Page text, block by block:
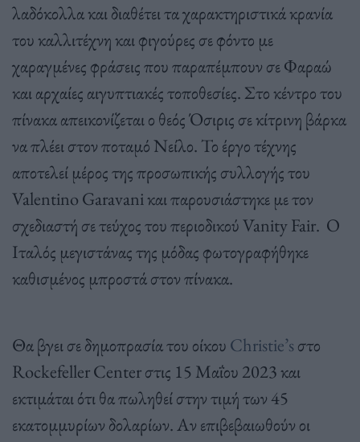
λαδόκολλα και διαθέτει τα χαρακτηριστικά κρανία
του καλλιτέχνη και φιγούρες σε φόντο με
χαραγμένες φράσεις που παραπέμπουν σε Φαραώ
και αρχαίες αιγυπτιακές τοποθεσίες. Στο κέντρο του
πίνακα απεικονίζεται ο θεός Όσιρις σε κίτρινη βάρκα
να πλέει στον ποταμό Νείλο. Το έργο τέχνης
αποτελεί μέρος της προσωπικής συλλογής του
Valentino Garavani και παρουσιάστηκε με τον
σχεδιαστή σε τεύχος του περιοδικού Vanity Fair. Ο
Ιταλός μεγιστάνας της μόδας φωτογραφήθηκε
καθισμένος μπροστά στον πίνακα.
Θα βγει σε δημοπρασία του οίκου Christie’sστο
Rockefeller Center στις 15 Μαΐου 2023 και
εκτιμάται ότι θα πωληθεί στην τιμή των 45
εκατομμυρίων δολαρίων. Αν επιβεβαιωθούν οι